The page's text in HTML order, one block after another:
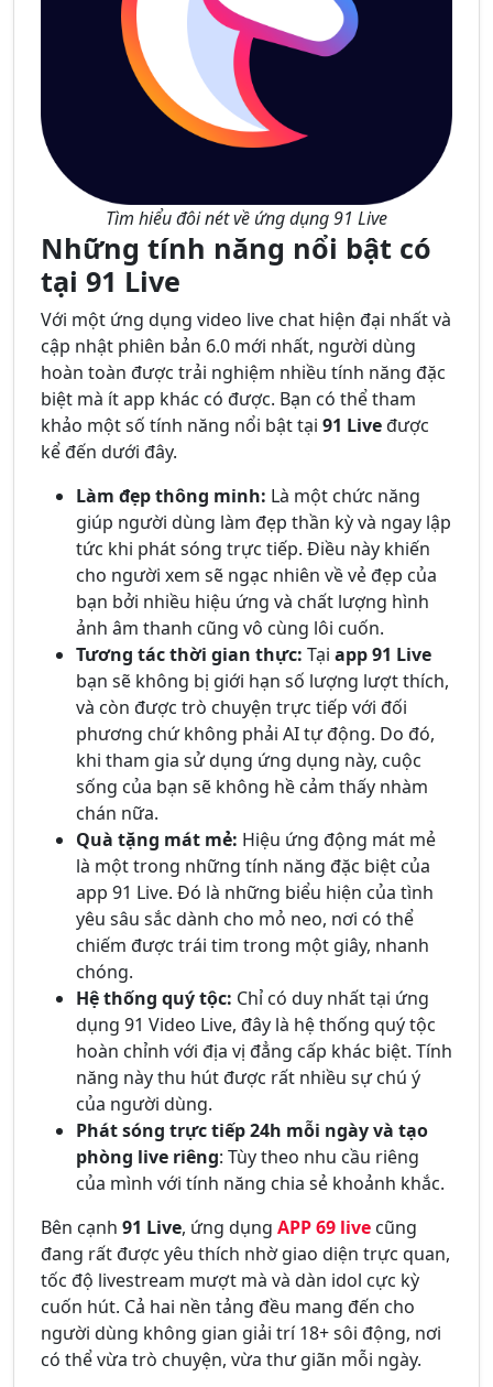
Tìm hiểu đôi nét về ứng dụng 91 Live
Những tính năng nổi bật có
tại 91 Live
Với một ứng dụng video live chat hiện đại nhất và
cập nhật phiên bản 6.0 mới nhất, người dùng
hoàn toàn được trải nghiệm nhiều tính năng đặc
biệt mà ít app khác có được. Bạn có thể tham
khảo một số tính năng nổi bật tại 91 Liveđược
kể đến dưới đây.
Làm đẹp thông minh: Là một chức năng
giúp người dùng làm đẹp thần kỳ và ngay lập
tức khi phát sóng trực tiếp. Điều này khiến
cho người xem sẽ ngạc nhiên về vẻ đẹp của
bạn bởi nhiều hiệu ứng và chất lượng hình
ảnh âm thanh cũng vô cùng lôi cuốn.
Tương tác thời gian thực: Tại app 91 Live
bạn sẽ không bị giới hạn số lượng lượt thích,
và còn được trò chuyện trực tiếp với đối
phương chứ không phải AI tự động. Do đó,
khi tham gia sử dụng ứng dụng này, cuộc
sống của bạn sẽ không hề cảm thấy nhàm
chán nữa.
Quà tặng mát mẻ: Hiệu ứng động mát mẻ
là một trong những tính năng đặc biệt của
app 91 Live. Đó là những biểu hiện của tình
yêu sâu sắc dành cho mỏ neo, nơi có thể
chiếm được trái tim trong một giây, nhanh
chóng.
Hệ thống quý tộc: Chỉ có duy nhất tại ứng
dụng 91 Video Live, đây là hệ thống quý tộc
hoàn chỉnh với địa vị đẳng cấp khác biệt. Tính
năng này thu hút được rất nhiều sự chú ý
của người dùng.
Phát sóng trực tiếp 24h mỗi ngày và tạo
phòng live riêng: Tùy theo nhu cầu riêng
của mình với tính năng chia sẻ khoảnh khắc.
Bên cạnh 91 Live, ứng dụng APP 69 live cũng
đang rất được yêu thích nhờ giao diện trực quan,
tốc độ livestream mượt mà và dàn idol cực kỳ
cuốn hút. Cả hai nền tảng đều mang đến cho
người dùng không gian giải trí 18+ sôi động, nơi
có thể vừa trò chuyện, vừa thư giãn mỗi ngày.